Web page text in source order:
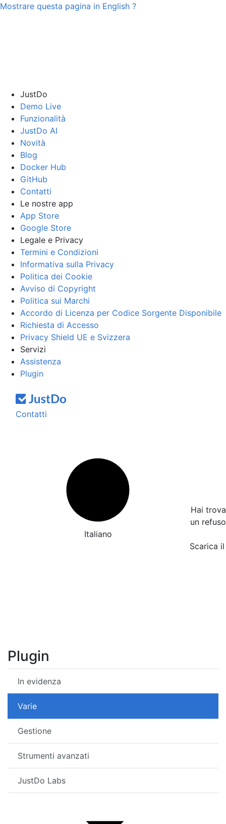
Mostrare questa pagina in English ?
JustDo
Demo Live
Funzionalità
JustDo AI
Novità
Blog
Docker Hub
GitHub
Contatti
Le nostre app
App Store
Google Store
Legale e Privacy
Termini e Condizioni
Informativa sulla Privacy
Politica dei Cookie
Avviso di Copyright
Politica sui Marchi
Accordo di Licenza per Codice Sorgente Disponibile
Richiesta di Accesso
Privacy Shield UE e Svizzera
Servizi
Assistenza
Plugin
Contatti
Italiano
Hai
un
Scarica
Plugin
In evidenza
Varie
Gestione
Strumenti avanzati
JustDo Labs